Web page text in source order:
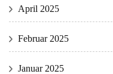
April 2025
Februar 2025
Januar 2025